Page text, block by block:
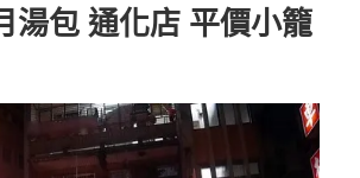
湯包 通化店 平價小籠